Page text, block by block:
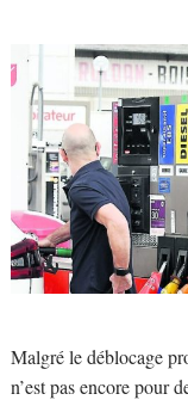
Malgré le déblocage
n’est pas encore pour